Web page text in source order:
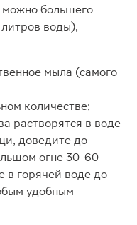
большего
литров воды),
мыла (самого
количестве;
растворятся в воде
доведите до
огне 30-60
в горячей воде до
удобным